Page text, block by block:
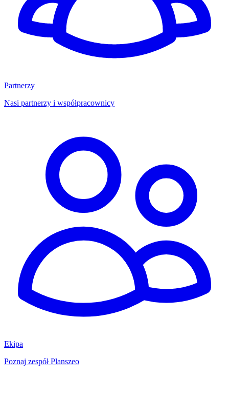
Partnerzy
Nasi partnerzy i współpracownicy
Ekipa
Poznaj zespół Planszeo